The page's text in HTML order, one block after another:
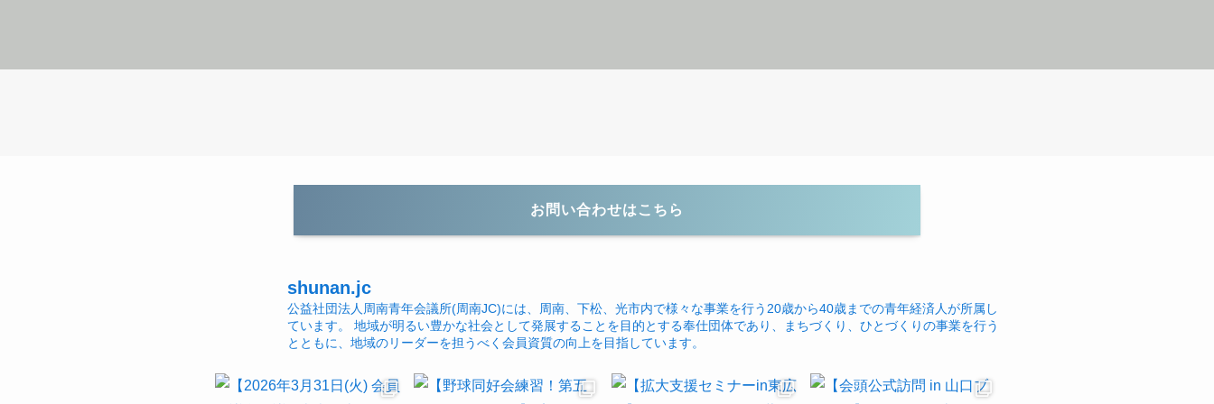
お問い合わせはこちら
shunan.jc
公益社団法人周南青年会議所(周南JC)には、周南、下松、光市内で様々な事業を行う20歳から40歳までの青年経済人が所属し
ています。
地域が明るい豊かな社会として発展することを目的とする奉仕団体であり、まちづくり、ひとづくりの事業を行う
とともに、地域のリーダーを担うべく会員資質の向上を目指しています。